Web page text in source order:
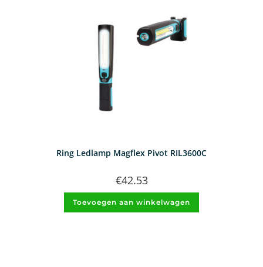
Ring Ledlamp Magflex Pivot RIL3600C
€42.53
Toevoegen aan winkelwagen